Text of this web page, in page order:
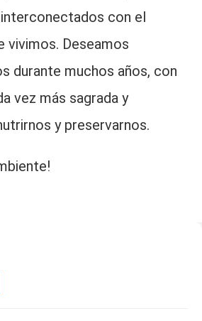
con el
vivimos. Deseamos
durante muchos años, con
vez más sagrada y
y preservarnos.